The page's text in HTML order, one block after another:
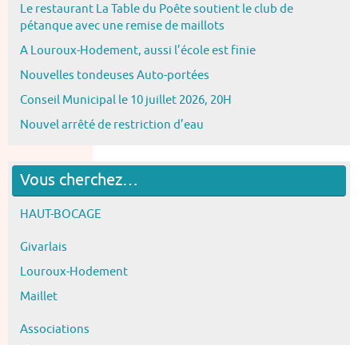
Le restaurant La Table du Poête soutient le club de
pétanque avec une remise de maillots
A Louroux-Hodement, aussi l’école est finie
Nouvelles tondeuses Auto-portées
Conseil Municipal le 10 juillet 2026, 20H
Nouvel arrêté de restriction d’eau
Vous cherchez…
HAUT-BOCAGE
Givarlais
Louroux-Hodement
Maillet
Associations